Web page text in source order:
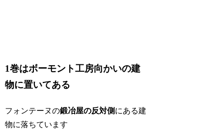
1巻はボーモント工房向かいの建
物に置いてある
フォンテーヌの鍛冶屋の反対側 にある建
物に落ちています